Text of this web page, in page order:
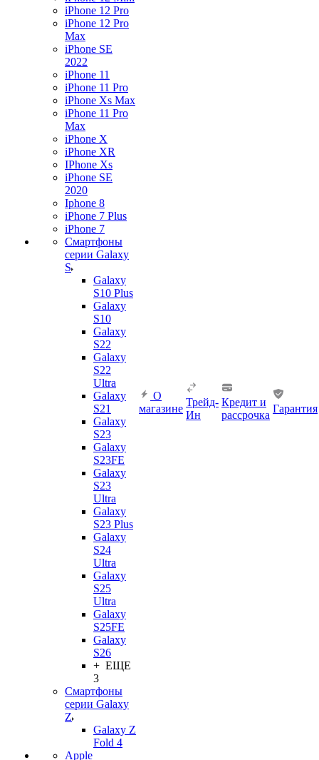
iPhone 12 Pro
iPhone 12 Pro
Max
iPhone SE
2022
iPhone 11
iPhone 11 Pro
iPhone Xs Max
iPhone 11 Pro
Max
iPhone X
iPhone XR
IPhone Xs
iPhone SE
2020
Iphone 8
iPhone 7 Plus
iPhone 7
Смартфоны
серии Galaxy
S
Galaxy
S10 Plus
Galaxy
S10
Galaxy
S22
Galaxy
S22
Ultra
Galaxy
S21
Galaxy
S23
Galaxy
S23FE
Galaxy
S23
Ultra
Galaxy
S23 Plus
Galaxy
S24
Ultra
Galaxy
S25
Ultra
Galaxy
S25FE
Galaxy
S26
+ ЕЩЕ
3
Смартфоны
серии Galaxy
Z
Galaxy Z
Fold 4
Apple
О
магазине
Трейд-
Ин
Кредит и
рассрочка
Гарантия